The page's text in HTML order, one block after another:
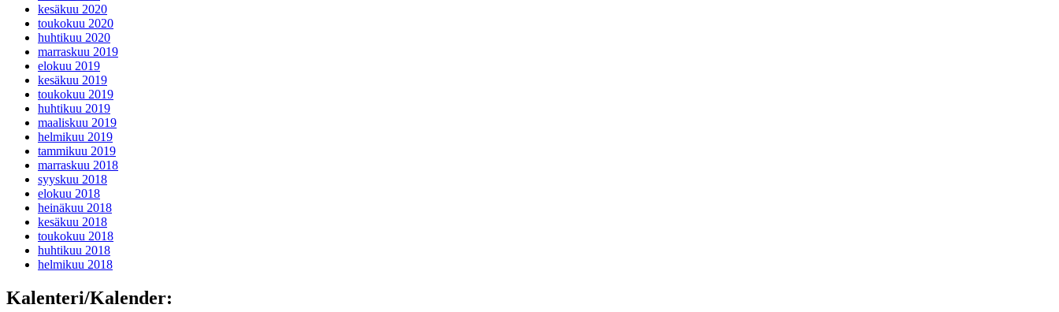
kesäkuu 2020
toukokuu 2020
huhtikuu 2020
marraskuu 2019
elokuu 2019
kesäkuu 2019
toukokuu 2019
huhtikuu 2019
maaliskuu 2019
helmikuu 2019
tammikuu 2019
marraskuu 2018
syyskuu 2018
elokuu 2018
heinäkuu 2018
kesäkuu 2018
toukokuu 2018
huhtikuu 2018
helmikuu 2018
Kalenteri/Kalender: